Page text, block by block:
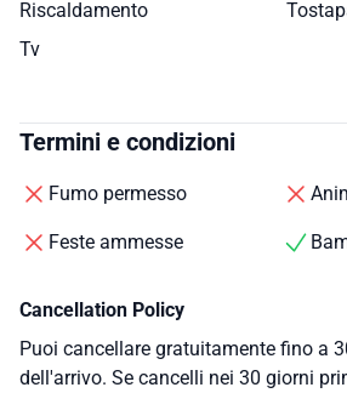
Riscaldamento
Tv
Termini e condizioni
Fumo permesso
Feste ammesse
Cancellation Policy
Puoi cancellare gratuitamente fino a
dell'arrivo. Se cancelli nei 30 giorni